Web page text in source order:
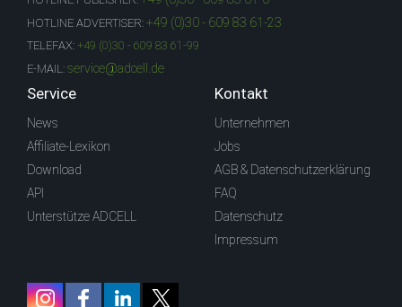
HOTLINE ADVERTISER: +49 (0)30 - 609 83 61-23
TELEFAX: +49 (0)30 - 609 83 61-99
E-MAIL: service@adcell.de
Service
News
Affiliate-Lexikon
Download
API
Unterstütze ADCELL
Kontakt
Unternehmen
Jobs
AGB & Datenschutzerklärung
FAQ
Datenschutz
Impressum